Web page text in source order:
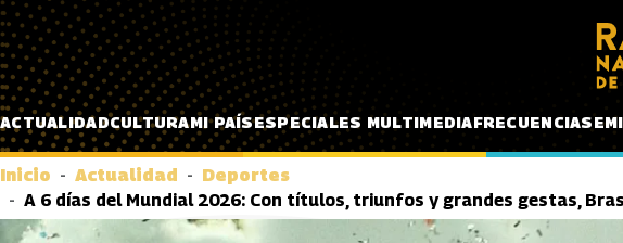
Pasar al contenido principal
ACTUALIDADCULTURAMI PAÍSESPECIALES MULTIMEDIAFRECUENCIAS
Inicio Actualidad
Deportes
A 6 días del Mundial 2026: Con títulos, triunfos y grandes gestas,